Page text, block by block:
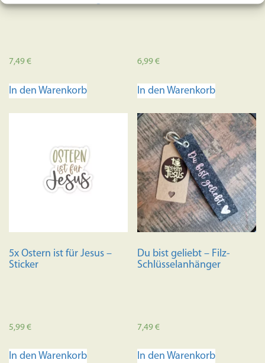
7,49€
In den Warenkorb
6,99€
In den Warenkorb
5x Ostern ist für Jesus –
Sticker
5,99€
In den Warenkorb
Du bist geliebt – Filz-
Schlüsselanhänger
7,49€
In den Warenkorb